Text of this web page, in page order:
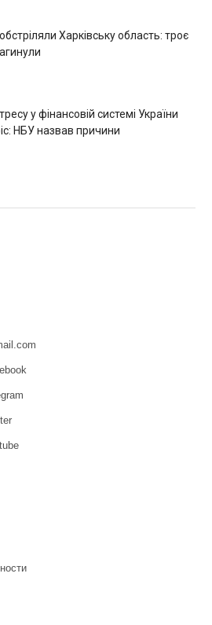
Харківську область: троє
у фінансовій системі України
НБУ назвав причини